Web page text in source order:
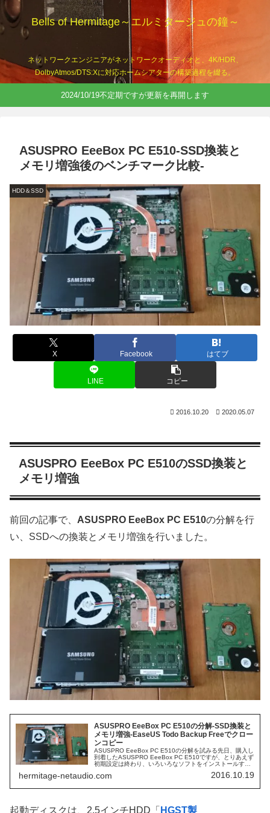
Bells of Hermitage～エルミタージュの鐘～
ネットワークエンジニアがネットワークオーディオと、4K/HDR、
DolbyAtmos/DTS:Xに対応ホームシアターの構築過程を綴る。
2024/10/19不定期ですが更新を再開します
ASUSPRO EeeBox PC E510-SSD換装と
メモリ増強後のベンチマーク比較-
HDD＆SSD
X Facebook はてブ
LINE コピー
2016.10.20 2020.05.07
ASUSPRO EeeBox PC E510のSSD換装と
メモリ増強
前回の記事で、 ASUSPRO EeeBox PC E510の分解を行
い、SSDへの換装とメモリ増強を行いました。
ASUSPRO EeeBox PC E510の分解-SSD換装と
メモリ増強-EaseUS Todo Backup Freeでクロー
ンコピー
ASUSPRO EeeBox PC E510の分解を試みる先日、購入し
到着したASUSPRO EeeBox PC E510ですが、とりあえず
初期設定は終わり、いろいろなソフトをインストールする
hermitage-netaudio.com 2016.10.19
起動ディスクは、2.5インチHDD「 HGST製